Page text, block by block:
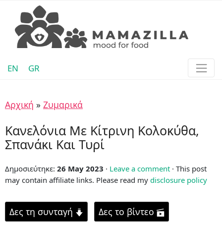
EN GR
Αρχική » Ζυμαρικά
Κανελόνια Με Κίτρινη Κολοκύθα,
Σπανάκι Και Τυρί
Δημοσιεύτηκε: 26 May 2023 · Leave a comment · This post
may contain affiliate links. Please read my disclosure policy
Δες τη συνταγή Δες το βίντεο